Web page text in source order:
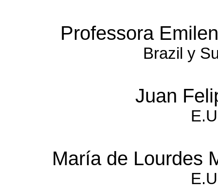
Professora
Brazil y
Juan
María de Lourdes